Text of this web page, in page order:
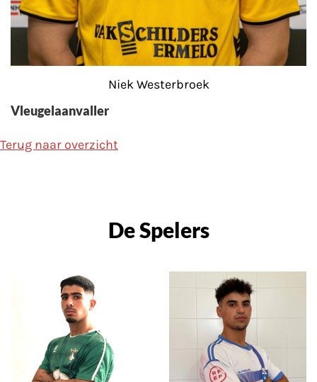
Niek Westerbroek
Vleugelaanvaller
Terug naar overzicht
De Spelers